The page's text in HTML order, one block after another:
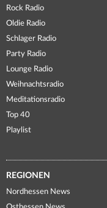
Rock Radio
Oldie Radio
Schlager Radio
Party Radio
Lounge Radio
Weihnachtsradio
Meditationsradio
Top 40
Playlist
REGIONEN
Nordhessen News